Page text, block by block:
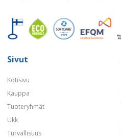
Sivut
Kotisivu
Kauppa
Tuoteryhmät
Ukk
Turvallisuus